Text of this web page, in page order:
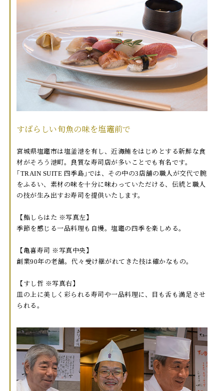
すばらしい旬魚の味を塩竈前で
宮城県塩竈市は塩釜港を有し、近海鮪をはじめとする新鮮な食
材がそろう港町。良質な寿司店が多いことでも有名です。
｢TRAIN SUITE 四季島｣では、その中の3店舗の職人が交代で腕
をふるい、素材の味を十分に味わっていただける、伝統と職人
の技が生み出すお寿司を提供いたします。
【鮨しらはた ※写真左】
季節を感じる一品料理も自慢。塩竈の四季を楽しめる。
【亀喜寿司 ※写真中央】
創業90年の老舗。代々受け継がれてきた技は確かなもの。
【すし哲 ※写真右】
皿の上に美しく彩られる寿司や一品料理に、目も舌も満足させ
られる。